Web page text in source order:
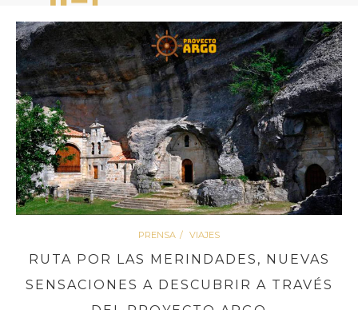
PRENSA VIAJES
RUTA POR LAS MERINDADES, NUEVAS
SENSACIONES A DESCUBRIR A TRAVÉS